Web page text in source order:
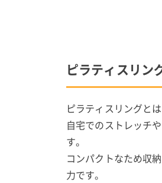
ピラティスリン
ピラティスリングと
自宅でのストレッチ
す。
コンパクトなため収
力です。